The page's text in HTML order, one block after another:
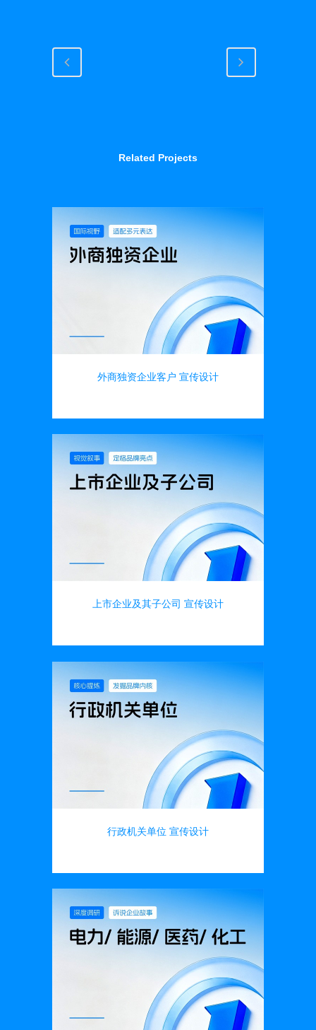
Related Projects
外商独资企业客户 宣传设计
上市企业及其子公司 宣传设计
行政机关单位 宣传设计